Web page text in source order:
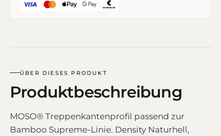
ÜBER DIESES PRODUKT
Produktbeschreibung
MOSO® Treppenkantenprofil passend zur
Bamboo Supreme-Linie. Density Naturhell,